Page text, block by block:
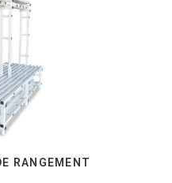
RANGEMENT